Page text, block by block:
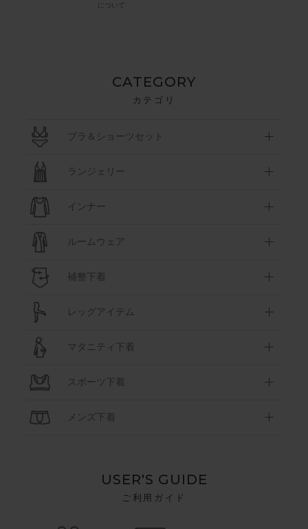
について
CATEGORY
カテゴリ
ブラ＆ショーツセット
ランジェリー
インナー
ルームウェア
補整下着
レッグアイテム
マタニティ下着
スポーツ下着
メンズ下着
USER'S GUIDE
ご利用ガイド